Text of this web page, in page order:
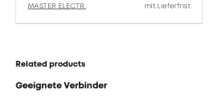
MASTER ELECTR.
mit Lieferfrist
Related products
Geeignete Verbinder